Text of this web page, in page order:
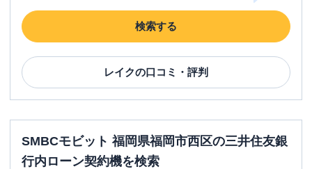
検索する
レイクの口コミ・評判
SMBCモビット 福岡県福岡市西区の三井住友銀
行内ローン契約機を検索